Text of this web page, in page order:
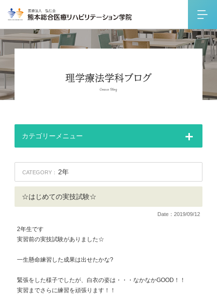
カテゴリーメニュー
CATEGORY： 2年
☆はじめての実技試験☆
Date：2019/09/12
2年生です
実習前の実技試験がありました☆
一生懸命練習した成果は出せたかな?
緊張をした様子でしたが、白衣の姿は・・・なかなかGOOD！！
実習までさらに練習を頑張ります！！